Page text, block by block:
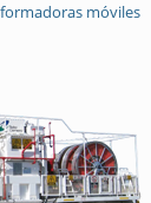
móviles